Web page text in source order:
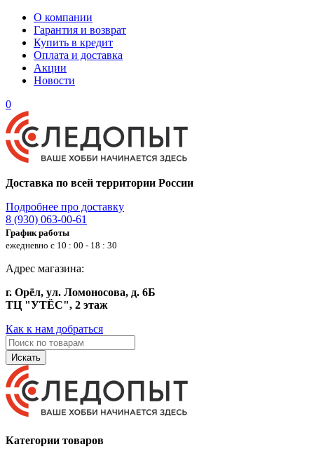
О компании
Гарантия и возврат
Купить в кредит
Оплата и доставка
Акции
Новости
0
Доставка по всей территории России
Подробнее про доставку
8 (930) 063-00-61
График работы
ежедневно с 10 : 00 - 18 : 30
Адрес магазина:
г. Орёл, ул. Ломоносова, д. 6Б
ТЦ "УТЁС", 2 этаж
Как к нам добраться
Искать
Категории товаров